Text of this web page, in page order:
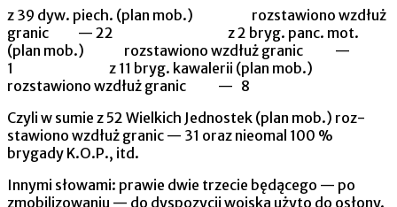
z 39 dyw. piech. (plan mob.) rozstawiono wzdłuż
granic — 22 z 2 bryg. panc. mot.
(plan mob.) rozstawiono wzdłuż granic —
1 z 11 bryg. kawalerii (plan mob.)
rozstawiono wzdłuż granic — 8
Czyli w sumie z 52 Wielkich Jednostek (plan mob.) roz­
stawiono wzdłuż granic — 31 oraz nieomal 100 %
brygady K.O.P., itd.
Innymi słowami: prawie dwie trzecie będącego — po
zmobilizowaniu — do dyspozycji wojska użyto do osłony.